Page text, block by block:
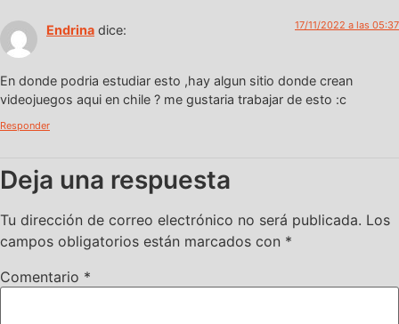
Endrina dice: 17/11/2022 a las 05:37
En donde podria estudiar esto ,hay algun sitio donde crean
videojuegos aqui en chile ? me gustaria trabajar de esto :c
Responder
Deja una respuesta
Tu dirección de correo electrónico no será publicada. Los
campos obligatorios están marcados con *
Comentario *